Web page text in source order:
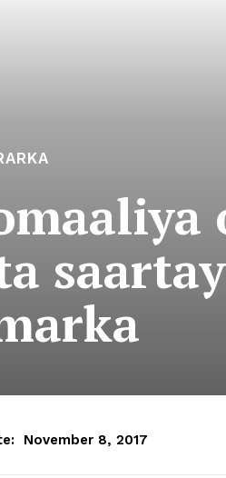
November 8, 2017